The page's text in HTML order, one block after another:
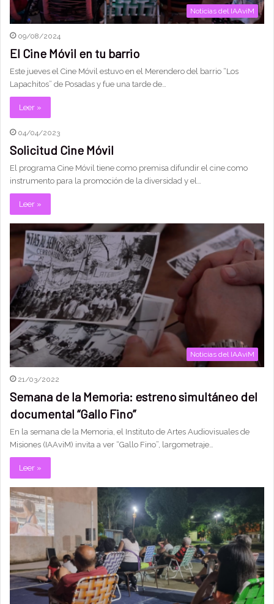
Noticias del IAAviM
09/08/2024
El Cine Móvil en tu barrio
Este jueves el Cine Móvil estuvo en el Merendero del barrio “Los
Lapachitos” de Posadas y fue una tarde de…
Leer »
04/04/2023
Solicitud Cine Móvil
El programa Cine Móvil tiene como premisa difundir el cine como
instrumento para la promoción de la diversidad y el…
Leer »
Noticias del IAAviM
21/03/2022
Semana de la Memoria: estreno simultáneo del
documental “Gallo Fino”
En la semana de la Memoria, el Instituto de Artes Audiovisuales de
Misiones (IAAviM) invita a ver “Gallo Fino”, largometraje…
Leer »